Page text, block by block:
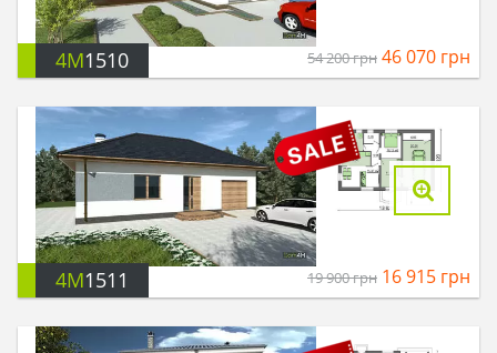
4M1510 54 200грн 46 070 грн
4M1511 19 900грн 16 915 грн